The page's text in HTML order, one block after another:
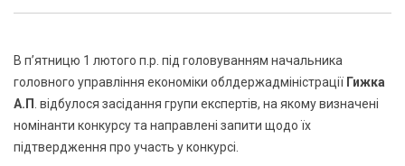
В п’ятницю 1 лютого п.р. під головуванням начальника
головного управління економіки облдержадміністрації Гижка
А.П . відбулося засідання групи експертів, на якому визначені
номінанти конкурсу та направлені запити щодо їх
підтвердження про участь у конкурсі.